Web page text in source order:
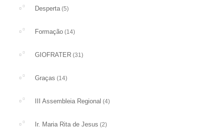
Desperta (5)
Formação (14)
GIOFRATER (31)
Graças (14)
III Assembleia Regional (4)
Ir. Maria Rita de Jesus (2)